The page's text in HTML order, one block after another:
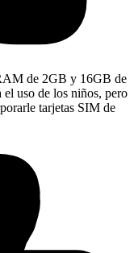
de 2GB y 16GB de
uso de los niños, pero
tarjetas SIM de